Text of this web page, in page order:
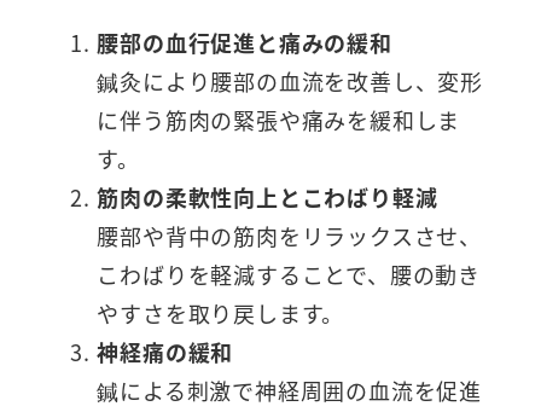
腰部の血行促進と痛みの緩和
鍼灸により腰部の血流を改善し、変形
に伴う筋肉の緊張や痛みを緩和しま
す。
筋肉の柔軟性向上とこわばり軽減
腰部や背中の筋肉をリラックスさせ、
こわばりを軽減することで、腰の動き
やすさを取り戻します。
神経痛の緩和
鍼による刺激で神経周囲の血流を促進